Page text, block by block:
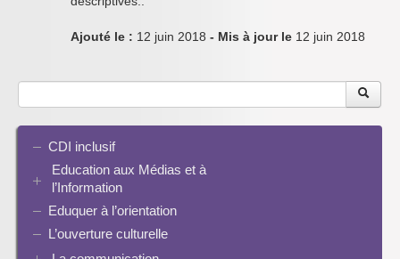
Ajouté le : 12 juin 2018 - Mis à jour le 12 juin 2018
CDI inclusif
Education aux Médias et à
l’Information
EMI et translittératie
La culture de la participation
Eduquer à l’orientation
L’ouverture culturelle